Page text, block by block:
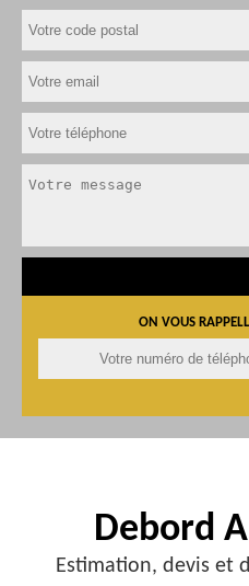
ON VOUS
Debord
Estimation, devis et